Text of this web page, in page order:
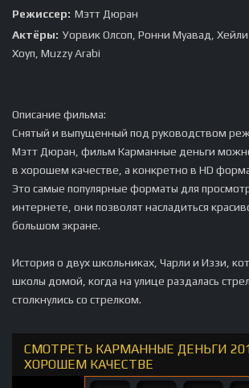
Режиссер: Мэтт Дюран
Актёры: Уорвик Олсоп, Ронни Муавад,
Хоуп, Muzzy Arabi
Описание фильма:
Снятый и выпущенный под руководством
Мэтт Дюран, фильм Карманные деньги
в хорошем качестве, а конкретно в HD
Это самые популярные форматы для
интернете, они позволят насладиться
большом экране.
История о двух школьниках, Чарли и Иззи,
школы домой, когда на улице раздалась
столкнулись со стрелком.
СМОТРЕТЬ КАРМАННЫЕ ДЕНЬГИ
ХОРОШЕМ КАЧЕСТВЕ